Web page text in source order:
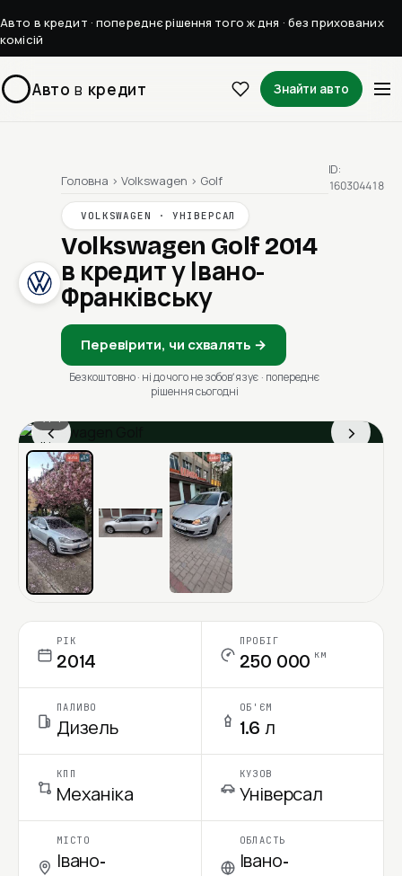
Авто в кредит · попереднє рішення того ж дня · без прихованих
комісій
Авто в кредит Знайти авто
Головна › Volkswagen › Golf
VOLKSWAGEN · УНІВЕРСАЛ
Volkswagen Golf 2014
в кредит у Івано-
Франківську
Перевірити, чи схвалять →
Безкоштовно · ні до чого не зобовʼязує · попереднє
рішення сьогодні
ID:
160304418
‹ ›
1 / 4
Ціна в місяць
РІК
2014
ПРОБІГ
250 000 км
ПАЛИВО
Дизель
ОБ'ЄМ
1.6 л
КПП
Механіка
КУЗОВ
Універсал
МІСТО
Івано-
ОБЛАСТЬ
Івано-